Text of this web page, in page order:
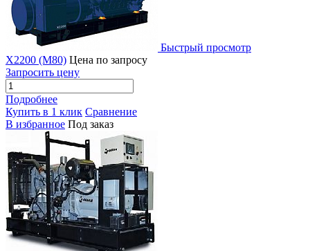
Быстрый просмотр
X2200 (M80) Цена по запросу
Запросить цену
Подробнее
Купить в 1 клик Сравнение
В избранное Под заказ